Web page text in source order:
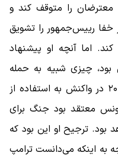
معترضان را متوقف کند و
رییس‌جمهور را تشویق
اما آنچه او پیشنهاد
چیزی شبیه به حمله
موشکی ترامپ به سوریه در سال ۲۰۱۷ در واکنش به استفاده از
ونس معتقد بود جنگ برای
بود. ترجیح او این بود که
به اینکه می‌دانست ترامپ